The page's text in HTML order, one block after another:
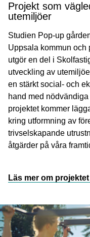
Projekt som
utemiljöer
Studien Pop-up
Uppsala kommun och
utgör en del i
utveckling av
en stärkt social- och
hand med
projektet kommer
kring utformning av
trivselskapande
åtgärder på våra
Läs mer om